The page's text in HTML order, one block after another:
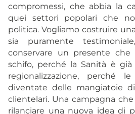
compromessi, che abbia la
quei settori popolari che
politica. Vogliamo costruire
sia puramente
conservare un presente
schifo, perché la Sanità è
regionalizzazione, perché
diventate delle mangiatoie
clientelari. Una campagna
rilanciare una nuova idea di